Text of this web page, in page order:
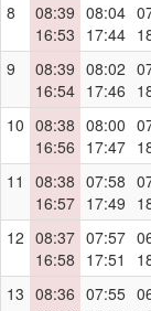
8
08:39
16:53
08:04
17:44
9
08:39
16:54
08:02
17:46
10 08:38
16:56
08:00
17:47
11
08:38
16:57
07:58
17:49
12 08:37
16:58
07:57
17:51
13 08:36 07:55